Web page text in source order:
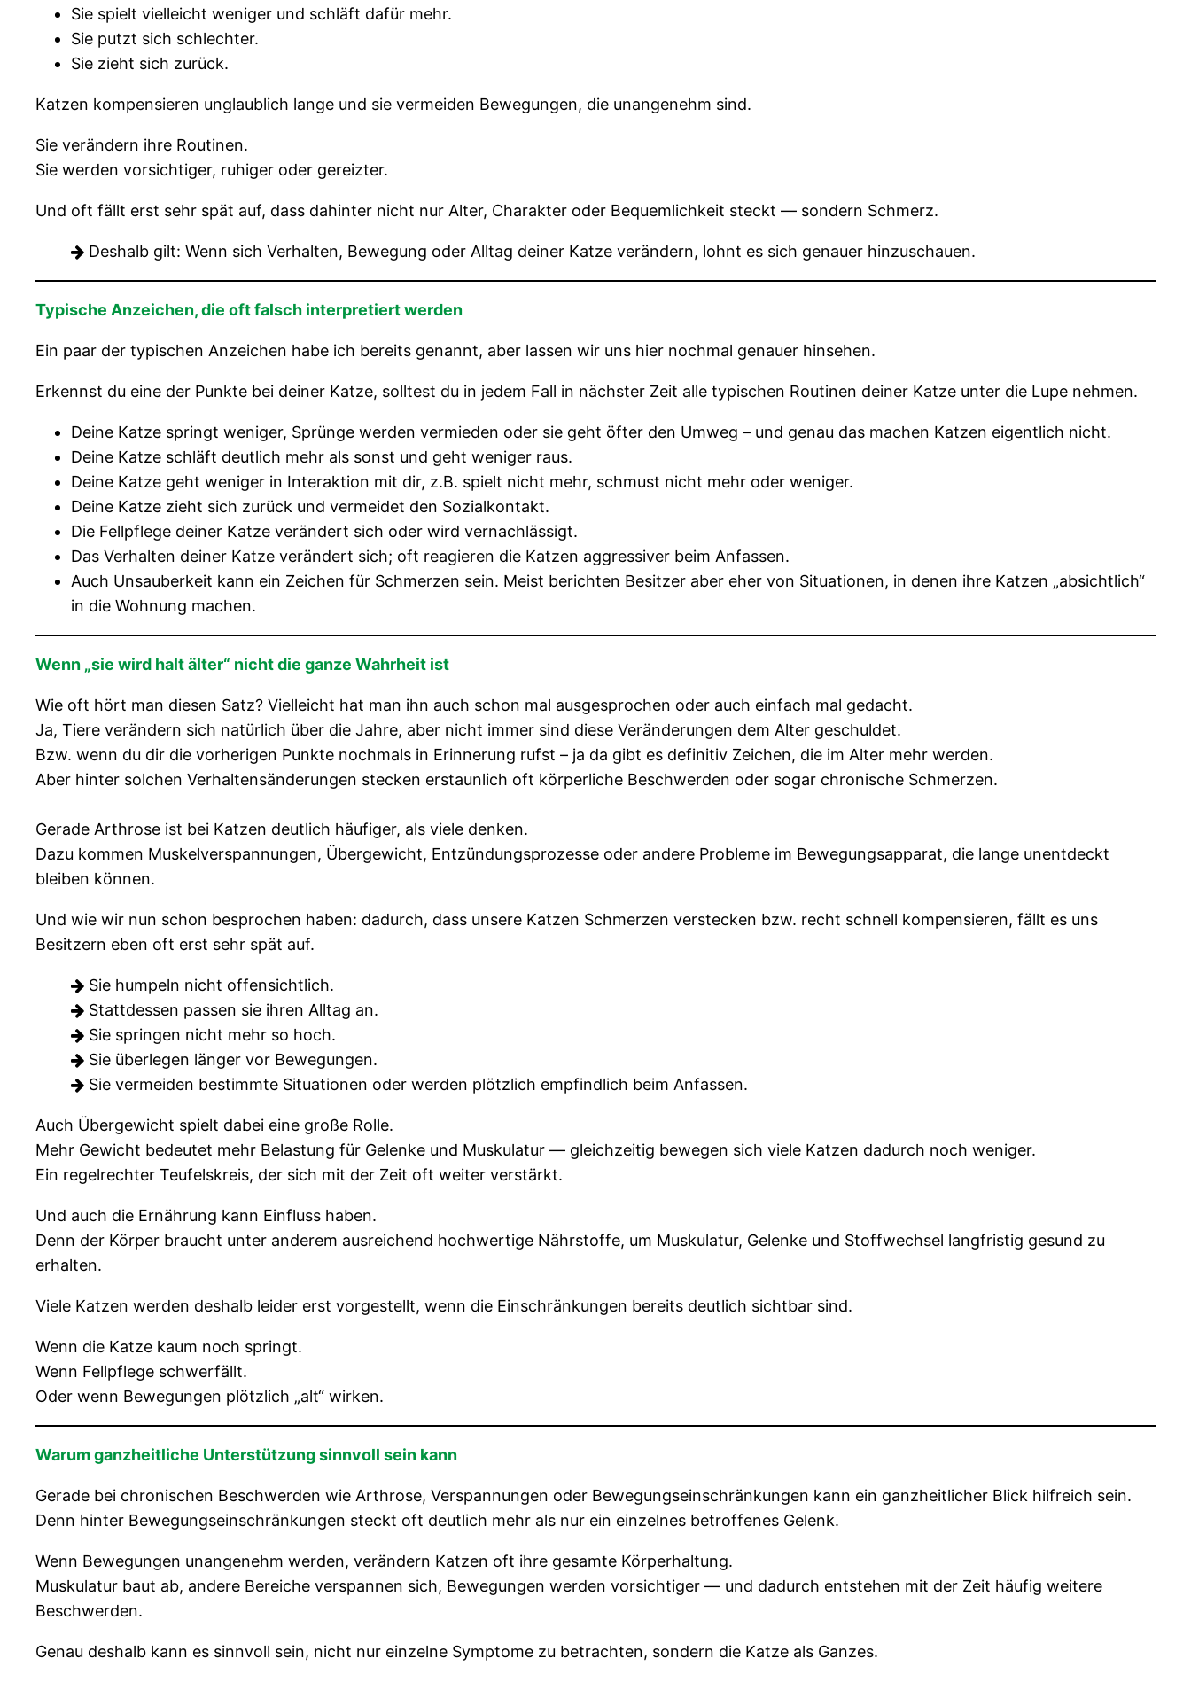
Sie spielt vielleicht weniger und schläft dafür mehr.
Sie putzt sich schlechter.
Sie zieht sich zurück.
Katzen kompensieren unglaublich lange und sie vermeiden Bewegungen, die unangenehm sind.
Sie verändern ihre Routinen.
Sie werden vorsichtiger, ruhiger oder gereizter.
Und oft fällt erst sehr spät auf, dass dahinter nicht nur Alter, Charakter oder Bequemlichkeit steckt — sondern Schmerz.
Deshalb gilt: Wenn sich Verhalten, Bewegung oder Alltag deiner Katze verändern, lohnt es sich genauer hinzuschauen.
Typische Anzeichen, die oft falsch interpretiert werden
Ein paar der typischen Anzeichen habe ich bereits genannt, aber lassen wir uns hier nochmal genauer hinsehen.
Erkennst du eine der Punkte bei deiner Katze, solltest du in jedem Fall in nächster Zeit alle typischen Routinen deiner Katze unter die Lupe nehmen.
Deine Katze springt weniger, Sprünge werden vermieden oder sie geht öfter den Umweg – und genau das machen Katzen eigentlich nicht.
Deine Katze schläft deutlich mehr als sonst und geht weniger raus.
Deine Katze geht weniger in Interaktion mit dir, z.B. spielt nicht mehr, schmust nicht mehr oder weniger.
Deine Katze zieht sich zurück und vermeidet den Sozialkontakt.
Die Fellpflege deiner Katze verändert sich oder wird vernachlässigt.
Das Verhalten deiner Katze verändert sich; oft reagieren die Katzen aggressiver beim Anfassen.
Auch Unsauberkeit kann ein Zeichen für Schmerzen sein. Meist berichten Besitzer aber eher von Situationen, in denen ihre Katzen „absichtlich“
in die Wohnung machen.
Wenn „sie wird halt älter“ nicht die ganze Wahrheit ist
Wie oft hört man diesen Satz? Vielleicht hat man ihn auch schon mal ausgesprochen oder auch einfach mal gedacht.
Ja, Tiere verändern sich natürlich über die Jahre, aber nicht immer sind diese Veränderungen dem Alter geschuldet.
Bzw. wenn du dir die vorherigen Punkte nochmals in Erinnerung rufst – ja da gibt es definitiv Zeichen, die im Alter mehr werden.
Aber hinter solchen Verhaltensänderungen stecken erstaunlich oft körperliche Beschwerden oder sogar chronische Schmerzen.
Gerade Arthrose ist bei Katzen deutlich häufiger, als viele denken.
Dazu kommen Muskelverspannungen, Übergewicht, Entzündungsprozesse oder andere Probleme im Bewegungsapparat, die lange unentdeckt
bleiben können.
Und wie wir nun schon besprochen haben: dadurch, dass unsere Katzen Schmerzen verstecken bzw. recht schnell kompensieren, fällt es uns
Besitzern eben oft erst sehr spät auf.
Sie humpeln nicht offensichtlich.
Stattdessen passen sie ihren Alltag an.
Sie springen nicht mehr so hoch.
Sie überlegen länger vor Bewegungen.
Sie vermeiden bestimmte Situationen oder werden plötzlich empfindlich beim Anfassen.
Auch Übergewicht spielt dabei eine große Rolle.
Mehr Gewicht bedeutet mehr Belastung für Gelenke und Muskulatur — gleichzeitig bewegen sich viele Katzen dadurch noch weniger.
Ein regelrechter Teufelskreis, der sich mit der Zeit oft weiter verstärkt.
Und auch die Ernährung kann Einfluss haben.
Denn der Körper braucht unter anderem ausreichend hochwertige Nährstoffe, um Muskulatur, Gelenke und Stoffwechsel langfristig gesund zu
erhalten.
Viele Katzen werden deshalb leider erst vorgestellt, wenn die Einschränkungen bereits deutlich sichtbar sind.
Wenn die Katze kaum noch springt.
Wenn Fellpflege schwerfällt.
Oder wenn Bewegungen plötzlich „alt“ wirken.
Warum ganzheitliche Unterstützung sinnvoll sein kann
Gerade bei chronischen Beschwerden wie Arthrose, Verspannungen oder Bewegungseinschränkungen kann ein ganzheitlicher Blick hilfreich sein.
Denn hinter Bewegungseinschränkungen steckt oft deutlich mehr als nur ein einzelnes betroffenes Gelenk.
Wenn Bewegungen unangenehm werden, verändern Katzen oft ihre gesamte Körperhaltung.
Muskulatur baut ab, andere Bereiche verspannen sich, Bewegungen werden vorsichtiger — und dadurch entstehen mit der Zeit häufig weitere
Beschwerden.
Genau deshalb kann es sinnvoll sein, nicht nur einzelne Symptome zu betrachten, sondern die Katze als Ganzes.